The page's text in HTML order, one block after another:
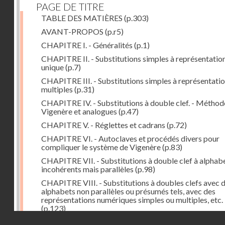
PAGE DE TITRE
TABLE DES MATIÈRES (p.303)
AVANT-PROPOS (p.r5)
CHAPITRE I. - Généralités (p.1)
CHAPITRE II. - Substitutions simples à
unique(p.7)
CHAPITRE III. - Substitutions simples à
multiples (p.31)
CHAPITRE IV. - Substitutions à double clef. -
Vigenère et analogues (p.47)
CHAPITRE V. - Réglettes et cadrans (p.72)
CHAPITRE VI. - Autoclaves et procédés divers pour
compliquer le système de Vigenère(p.83)
CHAPITRE VII. - Substitutions à double clef à
incohérents mais parallèles (p.98)
CHAPITRE VIII. - Substitutions à doubles clefs avec
alphabets non parallèles ou présumés tels, avec des
représentations numériques simples ou multiples, etc.
(p.123)